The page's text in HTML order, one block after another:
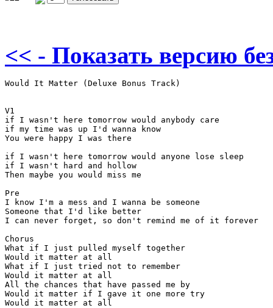
<< - Показать версию
Would It Matter (Deluxe Bonus Track)
V1
if I wasn't here tomorrow would anybody care
if my time was up I'd wanna know
You were happy I was there
if I wasn't here tomorrow would anyone lose sleep
if I wasn't hard and hollow
Then maybe you would miss me
Pre
I know I'm a mess and I wanna be someone
Someone that I'd like better
I can never forget, so don't remind me of it forever
Chorus
What if I just pulled myself together
Would it matter at all
What if I just tried not to remember
Would it matter at all
All the chances that have passed me by
Would it matter if I gave it one more try
Would it matter at all